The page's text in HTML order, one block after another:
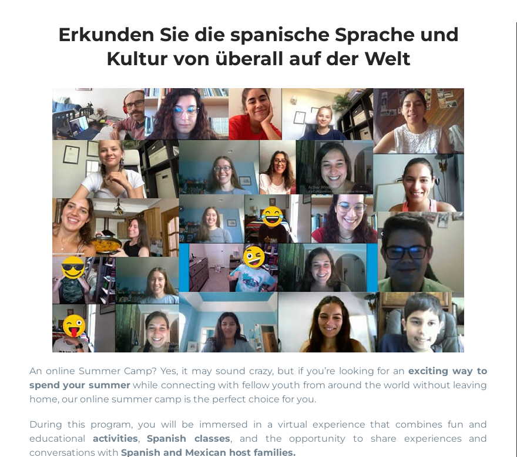
Erkunden Sie die spanische Sprache und
Kultur von überall auf der Welt
An online Summer Camp? Yes, it may sound crazy, but if you’re looking for anexciting way to
spend your summerwhile connecting with fellow youth from around the world without leaving
home, our online summer camp is the perfect choice for you.
During this program, you will be immersed in a virtual experience that combines fun and
educational activities,Spanish classes, and the opportunity to share experiences and
conversations with Spanish and Mexican host families.